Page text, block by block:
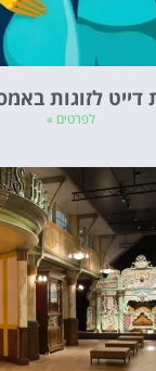
דייט לזוגות
לפרטים »